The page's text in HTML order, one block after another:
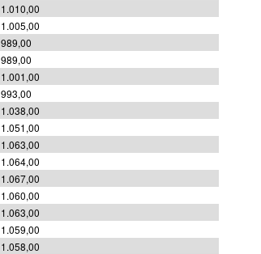
1.010,00
1.005,00
989,00
989,00
1.001,00
993,00
1.038,00
1.051,00
1.063,00
1.064,00
1.067,00
1.060,00
1.063,00
1.059,00
1.058,00